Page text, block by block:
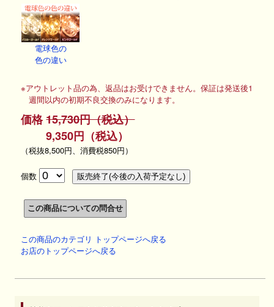
電球色の
色の違い
※アウトレット品の為、返品はお受けできません。保証は発送後1
週間以内の初期不良交換のみになります。
価格15,730円（税込）
9,350円（税込）
（税抜8,500円、消費税850円）
個数
この商品のカテゴリ トップページへ戻る
お店のトップページへ戻る